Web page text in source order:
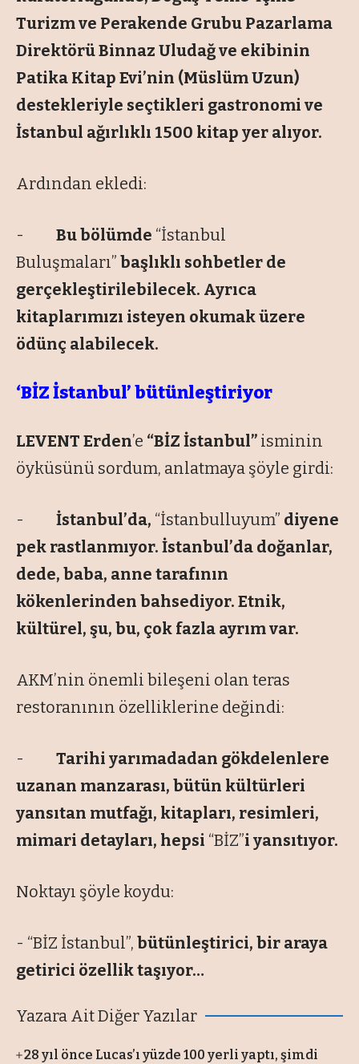
Turizm ve Perakende Grubu Pazarlama
Direktörü Binnaz Uludağ ve ekibinin
Patika Kitap Evi’nin (Müslüm Uzun)
destekleriyle seçtikleri gastronomi ve
İstanbul ağırlıklı 1500 kitap yer alıyor.
Ardından ekledi:
- Bu bölümde “İstanbul
Buluşmaları” başlıklı sohbetler de
gerçekleştirilebilecek. Ayrıca
kitaplarımızı isteyen okumak üzere
ödünç alabilecek.
‘BİZ İstanbul’ bütünleştiriyor
LEVENT Erden’e “BİZ İstanbul” isminin
öyküsünü sordum, anlatmaya şöyle girdi:
- İstanbul’da, “İstanbulluyum” diyene
pek rastlanmıyor. İstanbul’da doğanlar,
dede, baba, anne tarafının
kökenlerinden bahsediyor. Etnik,
kültürel, şu, bu, çok fazla ayrım var.
AKM’nin önemli bileşeni olan teras
restoranının özelliklerine değindi:
- Tarihi yarımadadan gökdelenlere
uzanan manzarası, bütün kültürleri
yansıtan mutfağı, kitapları, resimleri,
mimari detayları, hepsi “BİZ”i yansıtıyor.
Noktayı şöyle koydu:
- “BİZ İstanbul”, bütünleştirici, bir araya
getirici özellik taşıyor…
Yazara Ait Diğer Yazılar
28 yıl önce Lucas’ı yüzde 100 yerli yaptı, şimdi